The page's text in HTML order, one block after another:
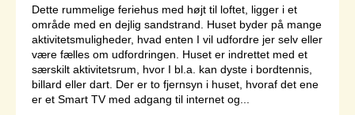
Dette rummelige feriehus med højt til loftet, ligger i et
område med en dejlig sandstrand. Huset byder på mange
aktivitetsmuligheder, hvad enten I vil udfordre jer selv eller
være fælles om udfordringen. Huset er indrettet med et
særskilt aktivitetsrum, hvor I bl.a. kan dyste i bordtennis,
billard eller dart. Der er to fjernsyn i huset, hvoraf det ene
er et Smart TV med adgang til internet og...